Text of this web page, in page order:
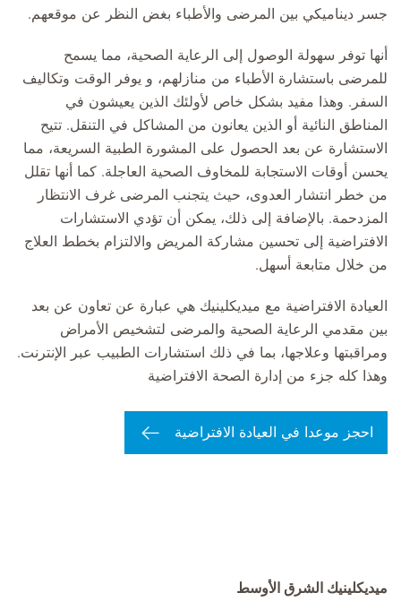
جسر ديناميكي بين المرضى والأطباء بغض النظر عن موقعهم.
أنها توفر سهولة الوصول إلى الرعاية الصحية، مما يسمح
للمرضى باستشارة الأطباء من منازلهم، و يوفر الوقت وتكاليف
السفر. وهذا مفيد بشكل خاص لأولئك الذين يعيشون في
المناطق النائية أو الذين يعانون من المشاكل في التنقل. تتيح
الاستشارة عن بعد الحصول على المشورة الطبية السريعة، مما
يحسن أوقات الاستجابة للمخاوف الصحية العاجلة. كما أنها تقلل
من خطر انتشار العدوى، حيث يتجنب المرضى غرف الانتظار
المزدحمة. بالإضافة إلى ذلك، يمكن أن تؤدي الاستشارات
الافتراضية إلى تحسين مشاركة المريض والالتزام بخطط العلاج
من خلال متابعة أسهل.
العيادة الافتراضية مع ميديكلينيك هي عبارة عن تعاون عن بعد
بين مقدمي الرعاية الصحية والمرضى لتشخيص الأمراض
ومراقبتها وعلاجها، بما في ذلك استشارات الطبيب عبر الإنترنت.
وهذا كله جزء من إدارة الصحة الافتراضية
احجز موعدا في العيادة الافتراضية
ميديكلينيك الشرق الأوسط